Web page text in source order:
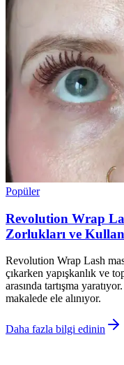
Popüler
Revolution Wrap
Zorlukları ve
Revolution Wrap Lash
çıkarken yapışkanlık ve
arasında tartışma
makalede ele alınıyor.
Daha fazla bilgi edinin